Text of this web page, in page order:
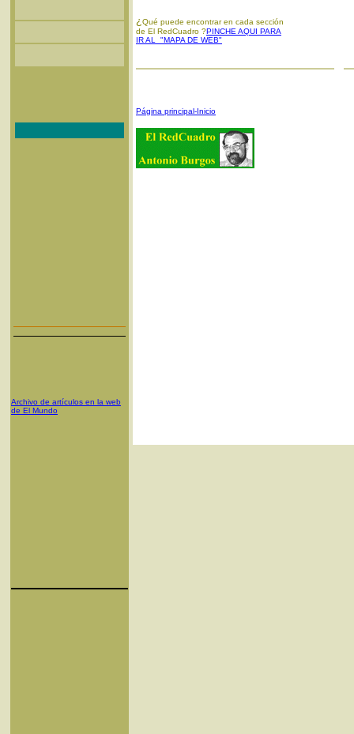
Archivo de artículos en la web
de El Mundo
¿ Qué puede encontrar en cada sección
de El RedCuadro ?PINCHE AQUI PARA
IR AL "MAPA DE WEB"
Página principal-Inicio